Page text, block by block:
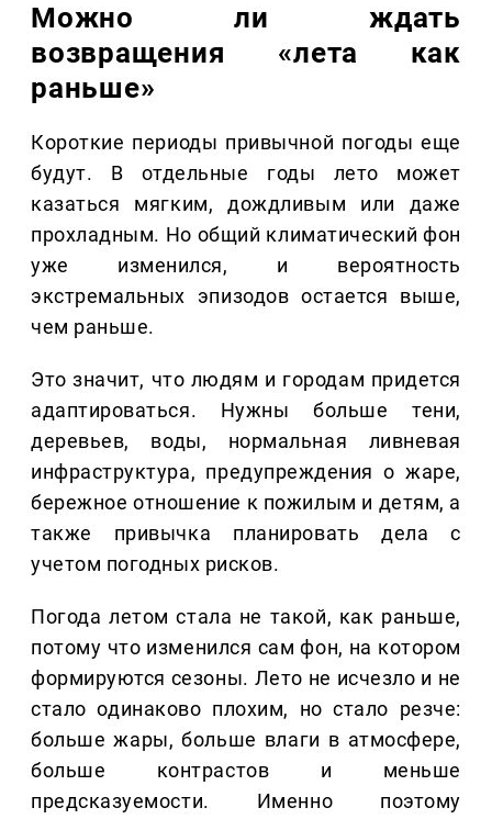
Можно ли ждать
возвращения «лета как
раньше»
Короткие периоды привычной погоды еще
будут. В отдельные годы лето может
казаться мягким, дождливым или даже
прохладным. Но общий климатический фон
уже изменился, и вероятность
экстремальных эпизодов остается выше,
чем раньше.
Это значит, что людям и городам придется
адаптироваться. Нужны больше тени,
деревьев, воды, нормальная ливневая
инфраструктура, предупреждения о жаре,
бережное отношение к пожилым и детям, а
также привычка планировать дела с
учетом погодных рисков.
Погода летом стала не такой, как раньше,
потому что изменился сам фон, на котором
формируются сезоны. Лето не исчезло и не
стало одинаково плохим, но стало резче:
больше жары, больше влаги в атмосфере,
больше контрастов и меньше
предсказуемости. Именно поэтому